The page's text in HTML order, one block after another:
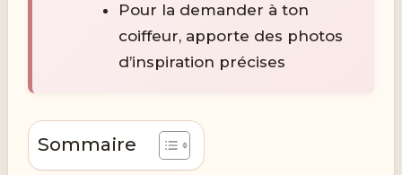
Pour la demander à ton
coiffeur, apporte des photos
d’inspiration précises
Sommaire